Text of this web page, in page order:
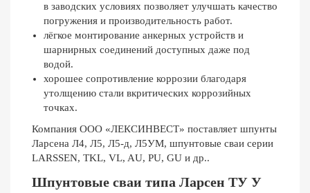
в заводских условиях позволяет улучшать качество
погружения и производительность работ.
лёгкое монтирование анкерных устройств и
шарнирных соединений доступных даже под
водой.
хорошее сопротивление коррозии благодаря
утолщению стали вкритических коррозийных
точках.
Компания ООО «ЛЕКСИНВЕСТ» поставляет шпунты
Ларсена Л4, Л5, Л5-д, Л5УМ, шпунтовые сваи серии
LARSSEN, TKL, VL, AU, PU, GU и др..
Шпунтовые сваи типа Ларсен ТУ У